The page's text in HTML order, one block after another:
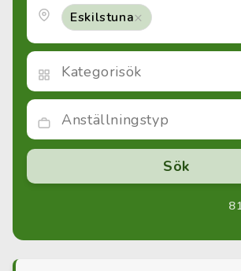
×
Eskilstuna